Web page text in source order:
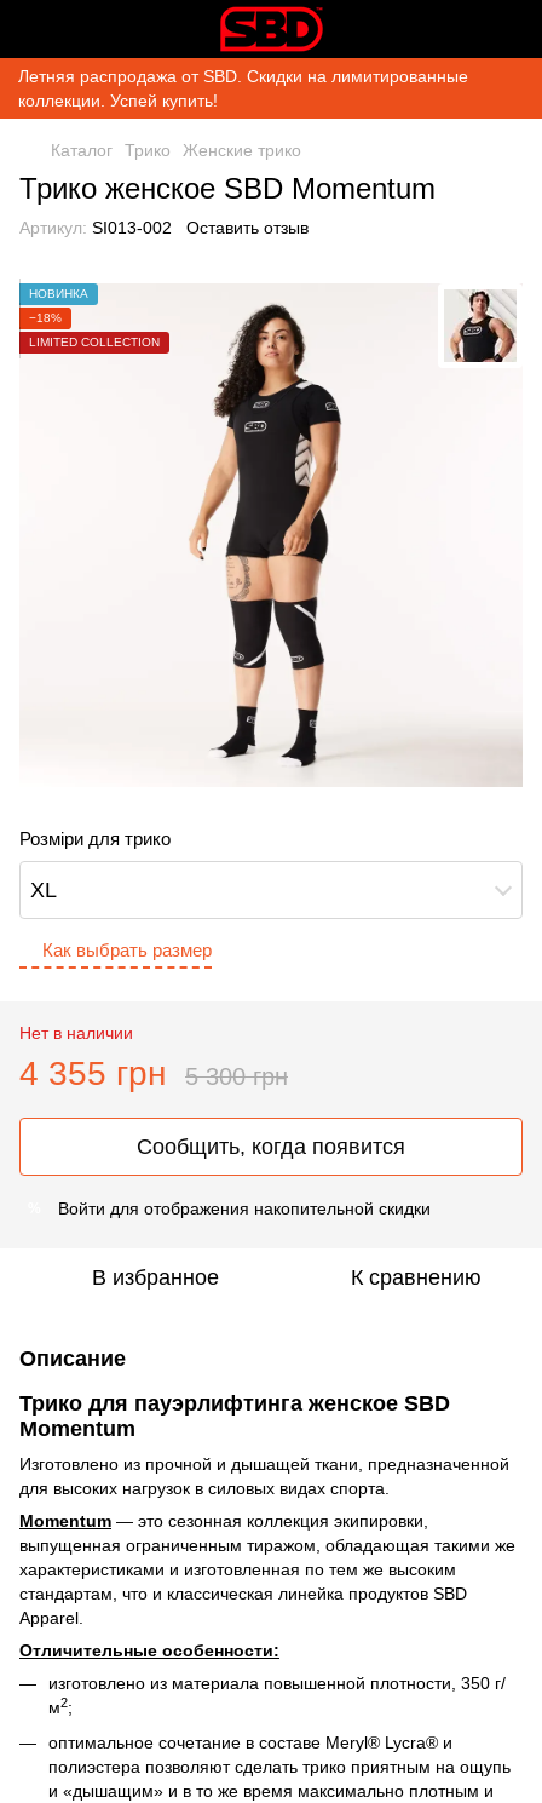
Летняя распродажа от SBD. Скидки на лимитированные
коллекции. Успей купить!
Каталог Трико Женские трико
Трико женское SBD Momentum
Артикул: SI013-002 Оставить отзыв
НОВИНКА
−18%
LIMITED COLLECTION
Розміри для трико
XL
Как выбрать размер
Нет в наличии
4 355 грн 5 300 грн
Сообщить, когда появится
Войти для отображения накопительной скидки
В избранное К сравнению
Описание
Трико для пауэрлифтинга женское SBD
Momentum
Изготовлено из прочной и дышащей ткани, предназначенной
для высоких нагрузок в силовых видах спорта.
Momentum — это сезонная коллекция экипировки,
выпущенная ограниченным тиражом, обладающая такими же
характеристиками и изготовленная по тем же высоким
стандартам, что и классическая линейка продуктов SBD
Apparel.
Отличительные особенности:
изготовлено из материала повышенной плотности, 350 г/
м2;
оптимальное сочетание в составе Meryl® Lycra® и
полиэстера позволяют сделать трико приятным на ощупь
и «дышащим» и в то же время максимально плотным и